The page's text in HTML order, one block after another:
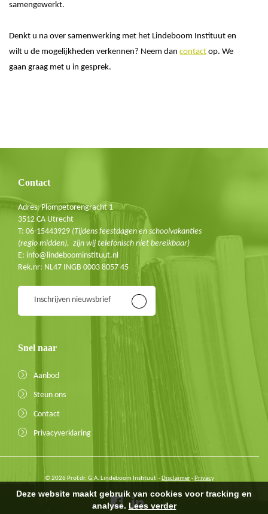
samengewerkt.
Denkt u na over samenwerking met het Lindeboom Instituut en
wilt u de mogelijkheden verkennen? Neem dan contact op. We
gaan graag met u in gesprek.
E-mail
Contact
Adres: Plompetorengracht 1
3512 CA Utrecht
T: 06-15443929 (Tijdens feestdagen en schoolvakanties
(regio midden), zijn wij telefonisch niet bereikbaar)
E: info@lindeboominstituut.nl
Rek.nr: NL47 INGB 0003 8057 45
Inschrijven nieuwsbrief
Snel naar
Aanbod
Steun ons
Contact
Privacyverklaring
© 2026 Prof.dr. G.A. Lindeboom Instituut -Disclaimer-Privacy
Deze website maakt gebruik van cookies voor tracking en
analyse. Lees verder